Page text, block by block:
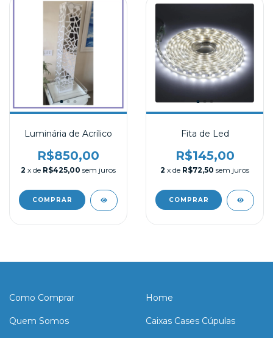
Luminária de Acrílico
R$850,00
2 x de R$425,00 sem juros
Fita de Led
R$145,00
2 x de R$72,50 sem juros
Como Comprar
Quem Somos
Home
Caixas Cases Cúpulas